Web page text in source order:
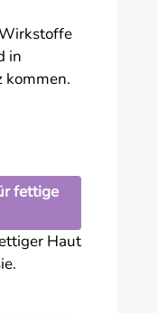
in
kommen.
fettige
Haut